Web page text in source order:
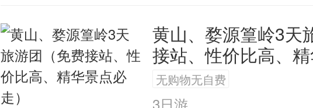
这瘸子原来是八仙中的铁拐李。他挤出人
雾，很快来到百里外的大山，从背上拿下
和三徒弟开出的石头就扇。石头竟都飞了起
黄山、婺源篁岭3天
接站、性价比高、
走）
无购物无自费
3日游